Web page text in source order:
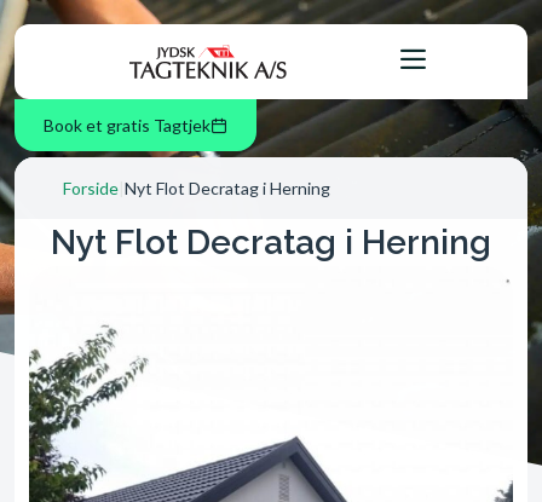
Book et gratis Tagtjek
Forside Nyt Flot Decratag i Herning
Nyt Flot Decratag i Herning